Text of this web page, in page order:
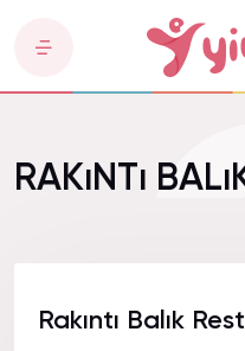
RAKıNTı
Rakıntı Balık